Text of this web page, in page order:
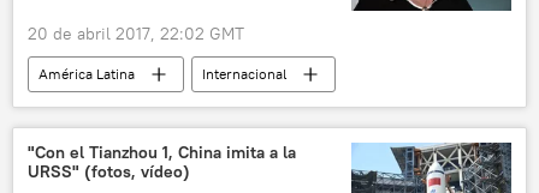
20 de abril 2017, 22:02 GMT
América Latina
Internacional
Economía
Argentina
Susana Malcorra
Mercosur
Tratado de Libre Comercio (TLC)
"Con el Tianzhou 1, China imita a la
URSS" (fotos, vídeo)